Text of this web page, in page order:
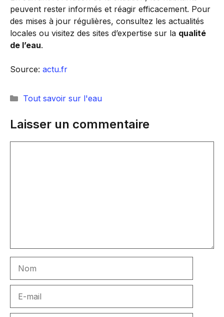
peuvent rester informés et réagir efficacement. Pour
des mises à jour régulières, consultez les actualités
locales ou visitez des sites d’expertise sur la qualité
de l’eau.
Source: actu.fr
Catégories
Tout savoir sur l'eau
Laisser un commentaire
mail